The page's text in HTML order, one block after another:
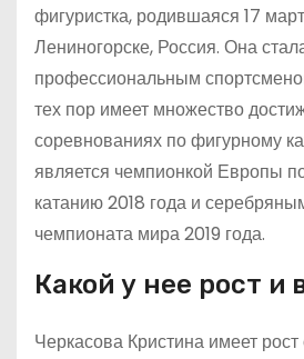
фигуристка, родившаяся 17
Лениногорске, Россия. Она
профессиональным
тех пор имеет множество
соревнованиях по фигурному
является чемпионкой Европы
катанию 2018 года и
чемпионата мира 2019 года.
Какой у нее рост и
Черкасова Кристина имеет рост